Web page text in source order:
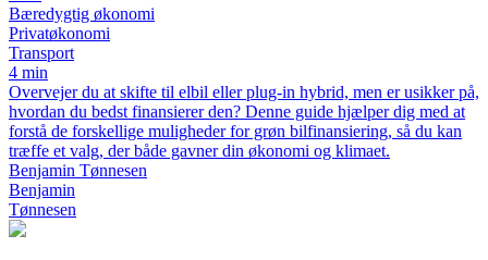
Bæredygtig økonomi
Privatøkonomi
Transport
4 min
Overvejer du at skifte til elbil eller plug-in hybrid, men er usikker på,
hvordan du bedst finansierer den? Denne guide hjælper dig med at
forstå de forskellige muligheder for grøn bilfinansiering, så du kan
træffe et valg, der både gavner din økonomi og klimaet.
Benjamin Tønnesen
Benjamin
Tønnesen